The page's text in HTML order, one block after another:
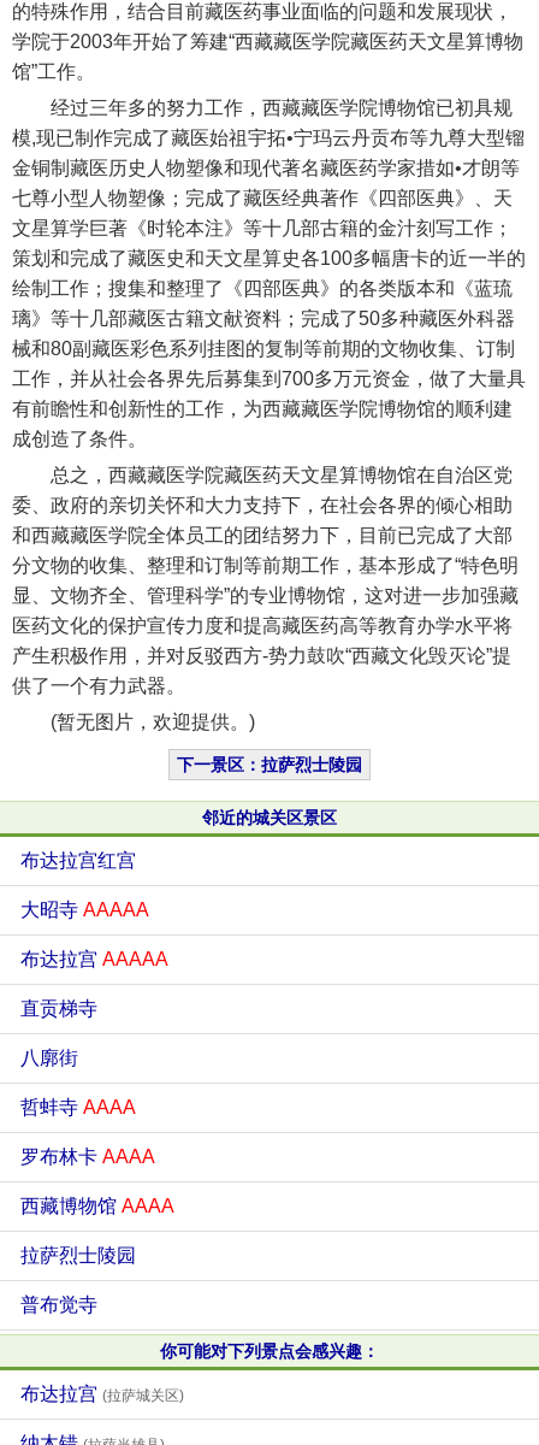
的特殊作用，结合目前藏医药事业面临的问题和发展现状，
学院于2003年开始了筹建“西藏藏医学院藏医药天文星算博物
馆”工作。
经过三年多的努力工作，西藏藏医学院博物馆已初具规
模,现已制作完成了藏医始祖宇拓•宁玛云丹贡布等九尊大型镏
金铜制藏医历史人物塑像和现代著名藏医药学家措如•才朗等
七尊小型人物塑像；完成了藏医经典著作《四部医典》、天
文星算学巨著《时轮本注》等十几部古籍的金汁刻写工作；
策划和完成了藏医史和天文星算史各100多幅唐卡的近一半的
绘制工作；搜集和整理了《四部医典》的各类版本和《蓝琉
璃》等十几部藏医古籍文献资料；完成了50多种藏医外科器
械和80副藏医彩色系列挂图的复制等前期的文物收集、订制
工作，并从社会各界先后募集到700多万元资金，做了大量具
有前瞻性和创新性的工作，为西藏藏医学院博物馆的顺利建
成创造了条件。
总之，西藏藏医学院藏医药天文星算博物馆在自治区党
委、政府的亲切关怀和大力支持下，在社会各界的倾心相助
和西藏藏医学院全体员工的团结努力下，目前已完成了大部
分文物的收集、整理和订制等前期工作，基本形成了“特色明
显、文物齐全、管理科学”的专业博物馆，这对进一步加强藏
医药文化的保护宣传力度和提高藏医药高等教育办学水平将
产生积极作用，并对反驳西方-势力鼓吹“西藏文化毁灭论”提
供了一个有力武器。
(暂无图片，欢迎提供。)
下一景区：拉萨烈士陵园
邻近的城关区景区
布达拉宫红宫
大昭寺 AAAAA
布达拉宫 AAAAA
直贡梯寺
八廓街
哲蚌寺 AAAA
罗布林卡 AAAA
西藏博物馆 AAAA
拉萨烈士陵园
普布觉寺
你可能对下列景点会感兴趣：
布达拉宫 (拉萨城关区)